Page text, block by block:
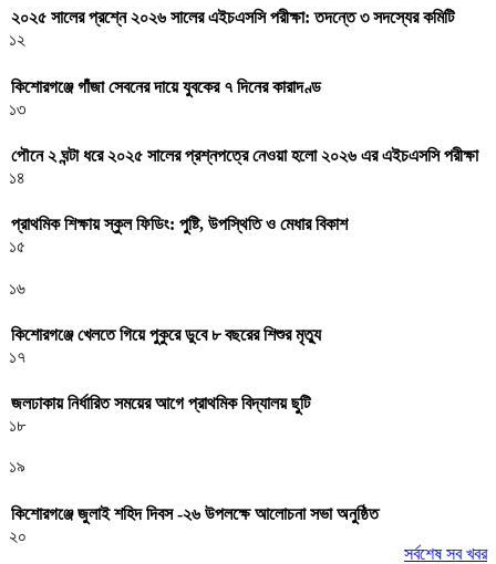
২০২৫ সালের প্রশ্নে ২০২৬ সালের এইচএসসি পরীক্ষা: তদন্তে ৩ সদস্যের কমিটি
১২
কিশোরগঞ্জে গাঁজা সেবনের দায়ে যুবকের ৭ দিনের কারাদণ্ড
১৩
পৌনে ২ ঘন্টা ধরে ২০২৫ সালের প্রশ্নপত্রে নেওয়া হলো ২০২৬ এর এইচএসসি পরীক্ষা
১৪
প্রাথমিক শিক্ষায় স্কুল ফিডিং: পুষ্টি, উপস্থিতি ও মেধার বিকাশ
১৫
১৬
কিশোরগঞ্জে খেলতে গিয়ে পুকুরে ডুবে ৮ বছরের শিশুর মৃত্যু
১৭
জলঢাকায় নির্ধারিত সময়ের আগে প্রাথমিক বিদ্যালয় ছুটি
১৮
১৯
কিশোরগঞ্জে জুলাই শহিদ দিবস -২৬ উপলক্ষে আলোচনা সভা অনুষ্ঠিত
২০
সর্বশেষ সব খবর